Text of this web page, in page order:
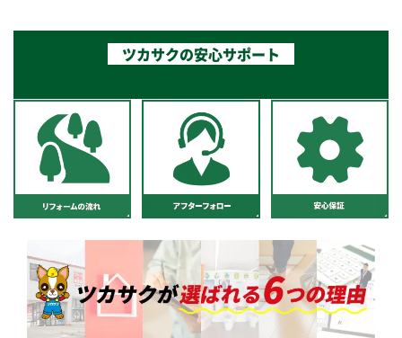
ツカサクの安心サポート